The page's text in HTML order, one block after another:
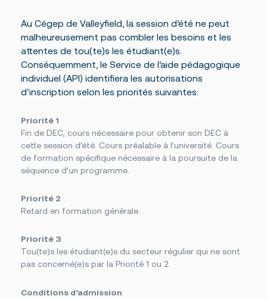
Au Cégep de Valleyfield, la session d’été ne peut
malheureusement pas combler les besoins et les
attentes de tou(te)s les étudiant(e)s.
Conséquemment, le Service de l’aide pédagogique
individuel (API) identifiera les autorisations
d’inscription selon les priorités suivantes:
Priorité 1
Fin de DEC, cours nécessaire pour obtenir son DEC à
cette session d’été. Cours préalable à l’université. Cours
de formation spécifique nécessaire à la poursuite de la
séquence d’un programme.
Priorité 2
Retard en formation générale.
Priorité 3
Tou(te)s les étudiant(e)s du secteur régulier qui ne sont
pas concerné(e)s par la Priorité 1 ou 2.
Conditions d’admission